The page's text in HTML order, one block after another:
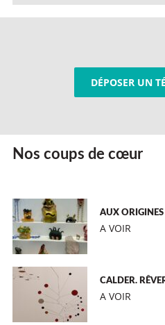
DÉPOSER UN
Nos coups de cœur
AUX ORIGINES
A VOIR
CALDER.
A VOIR